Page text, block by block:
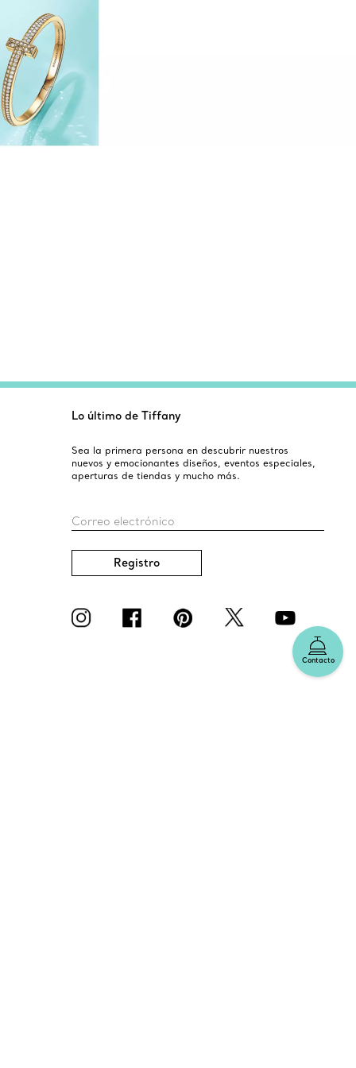
Contacto
Lo último de Tiffany
Sea la primera persona en descubrir nuestros
nuevos y emocionantes diseños, eventos especiales,
aperturas de tiendas y mucho más.
Correo electrónico
Registro